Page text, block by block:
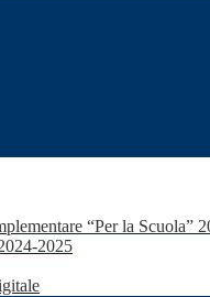
“Per la Scuola”
2025